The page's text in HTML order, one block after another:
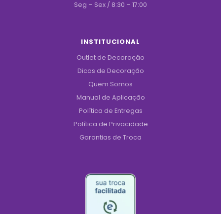
Seg – Sex / 8:30 – 17:00
INSTITUCIONAL
Outlet de Decoração
Dicas de Decoração
Quem Somos
Manual de Aplicação
Política de Entregas
Política de Privacidade
Garantias de Troca